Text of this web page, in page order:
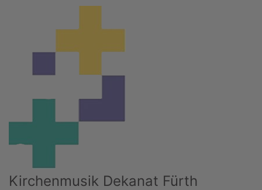
Kirchenmusik Dekanat Fürth